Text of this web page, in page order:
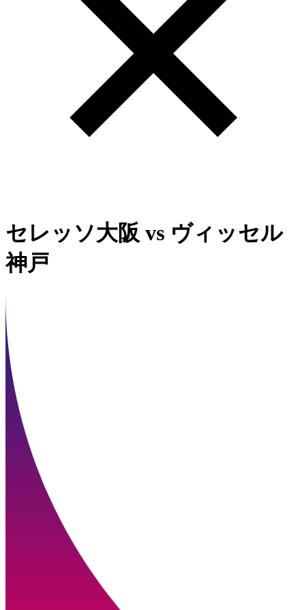
セレッソ大阪 vs ヴィッセル
神戸